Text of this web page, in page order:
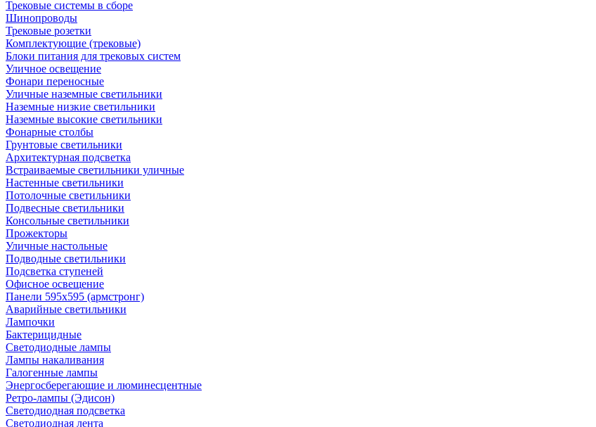
Трековые системы в сборе
Шинопроводы
Трековые розетки
Комплектующие (трековые)
Блоки питания для трековых систем
Уличное освещение
Фонари переносные
Уличные наземные светильники
Наземные низкие светильники
Наземные высокие светильники
Фонарные столбы
Грунтовые светильники
Архитектурная подсветка
Встраиваемые светильники уличные
Настенные светильники
Потолочные светильники
Подвесные светильники
Консольные светильники
Прожекторы
Уличные настольные
Подводные светильники
Подсветка ступеней
Офисное освещение
Панели 595х595 (армстронг)
Аварийные светильники
Лампочки
Бактерицидные
Светодиодные лампы
Лампы накаливания
Галогенные лампы
Энергосберегающие и люминесцентные
Ретро-лампы (Эдисон)
Светодиодная подсветка
Светодиодная лента